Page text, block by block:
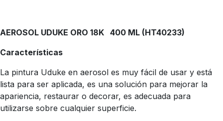
AEROSOL UDUKE ORO 18K 400 ML (HT40233)
Características
La pintura Uduke en aerosol es muy fácil de usar y está
lista para ser aplicada, es una solución para mejorar la
apariencia, restaurar o decorar, es adecuada para
utilizarse sobre cualquier superficie.